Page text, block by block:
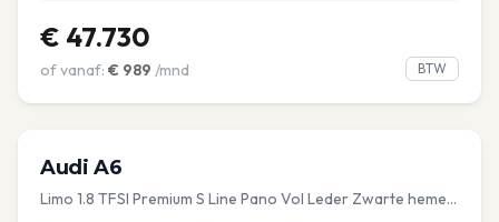
€ 47.730
of vanaf: € 989 /mnd BTW
Audi A6
Limo 1.8 TFSI Premium S Line Pano Vol Leder Zwarte hemel